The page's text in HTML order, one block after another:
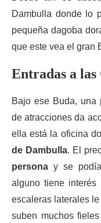
Dambulla donde lo
pequeña dagoba
que este vea el gran
Entradas a las
Bajo ese Buda, una
de atracciones da
ella está la oficina
de Dambulla. El
persona y se
alguno tiene
escaleras laterales
suben muchos